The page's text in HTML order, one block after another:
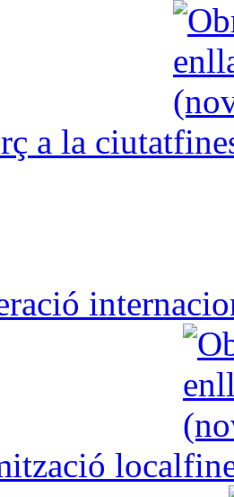
a la ciutat
local